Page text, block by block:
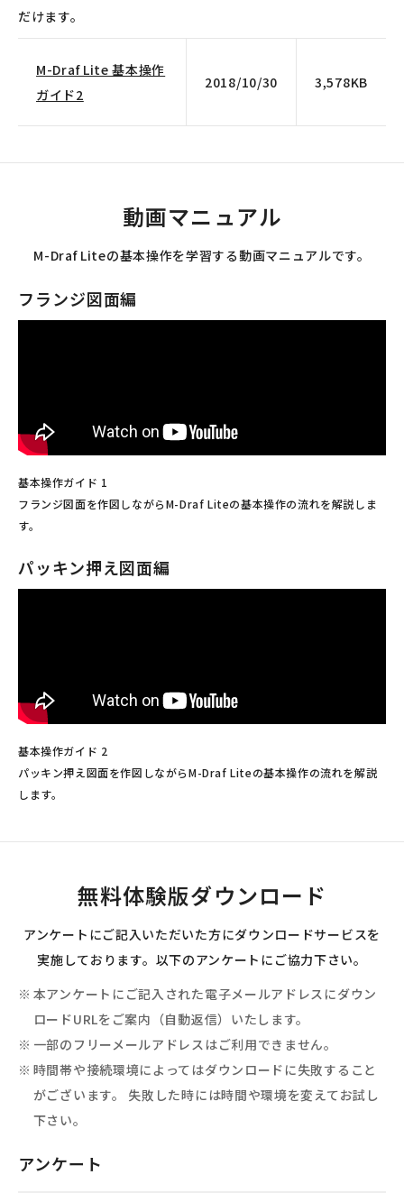
だけます。
M-Draf Lite 基本操作
ガイド2
2018/10/30 3,578KB
動画マニュアル
M-Draf Liteの基本操作を学習する動画マニュアルです。
フランジ図面編
基本操作ガイド 1
フランジ図面を作図しながらM-Draf Liteの基本操作の流れを解説しま
す。
パッキン押え図面編
基本操作ガイド 2
パッキン押え図面を作図しながらM-Draf Liteの基本操作の流れを解説
します。
無料体験版ダウンロード
アンケートにご記入いただいた方にダウンロードサービスを
実施しております。以下のアンケートにご協力下さい。
本アンケートにご記入された電子メールアドレスにダウン
ロードURLをご案内（自動返信）いたします。
一部のフリーメールアドレスはご利用できません。
時間帯や接続環境によってはダウンロードに失敗すること
がございます。 失敗した時には時間や環境を変えてお試し
下さい。
アンケート